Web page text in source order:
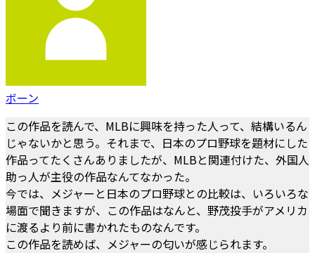
ボーン
この作品を読んで、MLBに興味を持った人って、結構いるん
じゃないかと思う。それまで、日本のプロ野球を題材にした
作品ってたくさんありましたが、MLBと関連付けた、外国人
助っ人が主役の作品なんてなかった。
今では、メジャーと日本のプロ野球との比較は、いろいろな
場面で聞きますが、この作品はなんと、野茂投手がアメリカ
に渡るより前に書かれたものなんです。
この作品を読めば、メジャーの匂いが感じられます。